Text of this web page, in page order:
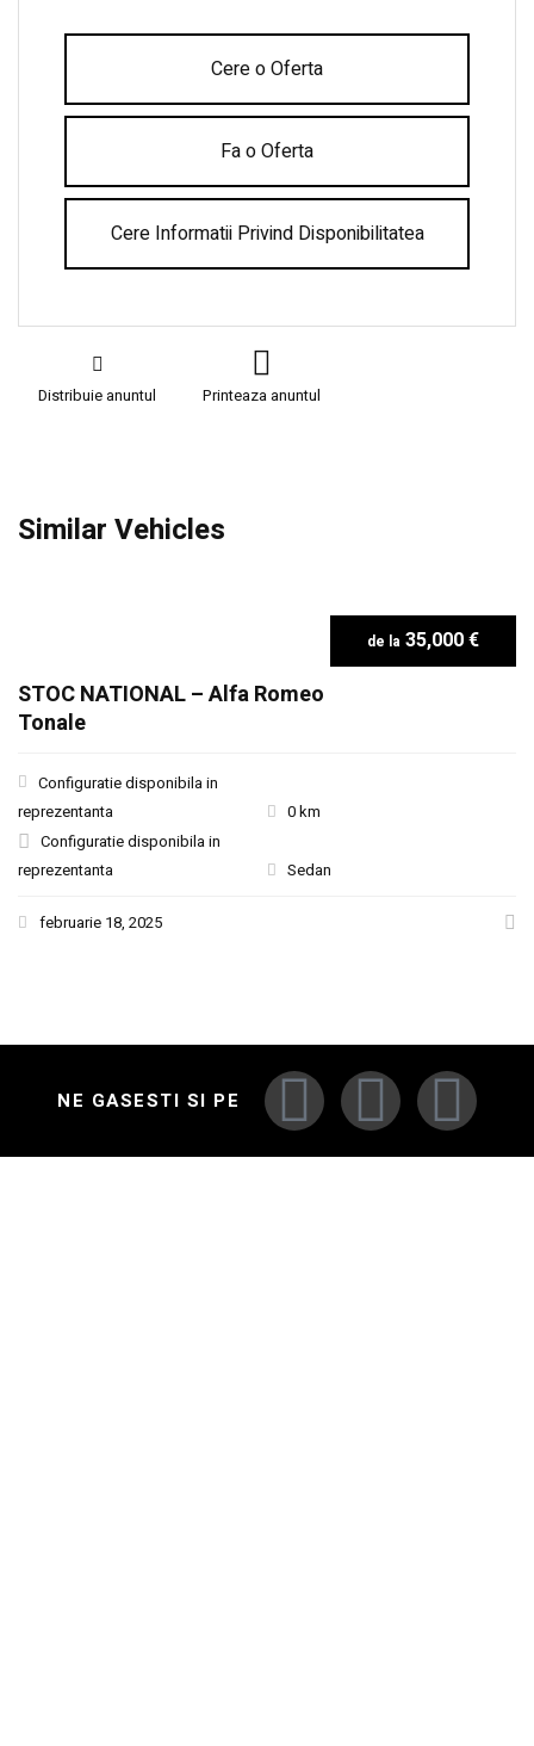
Cere o Oferta
Fa o Oferta
Cere Informatii Privind Disponibilitatea
Distribuie anuntul Printeaza anuntul
Similar Vehicles
35,000 €
STOC NATIONAL – Alfa Romeo
Tonale
Configuratie disponibila in
reprezentanta
0 km
Configuratie disponibila in
reprezentanta
Sedan
februarie 18, 2025
NE GASESTI SI PE